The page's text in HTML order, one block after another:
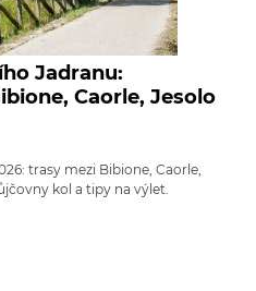
Jadranu:
Caorle, Jesolo
trasy mezi Bibione, Caorle,
kol a tipy na výlet.